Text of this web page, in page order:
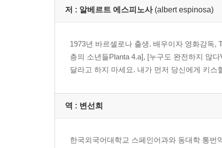
바로 그 순간, 푸른 세계가 내 안에서 폭발했다
옮긴이의 말 _ 삶의 끝에서 만난 순수의 세계
저 : 알베르트 에스피노사 (albert espinosa)
1973년 바르셀로나 출생. 배우이자 영화감독,
층의 소년들Planta 4.a], [누구도 완전하지 않
달라고 하지 마세요. 내가 먼저 당신에게 키스
역 : 변선희
한국외국어대학교 스페인어과와 동대학 통